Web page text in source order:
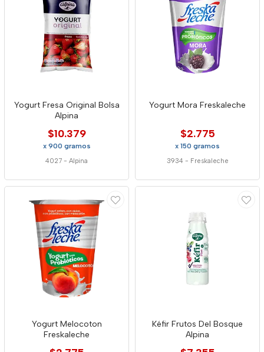
Yogurt Fresa Original Bolsa
Alpina
$10.379
x 900 gramos
4027 - Alpina
Yogurt Mora Freskaleche
$2.775
x 150 gramos
3934 - Freskaleche
Yogurt Melocoton
Freskaleche
Kéfir Frutos Del Bosque
Alpina